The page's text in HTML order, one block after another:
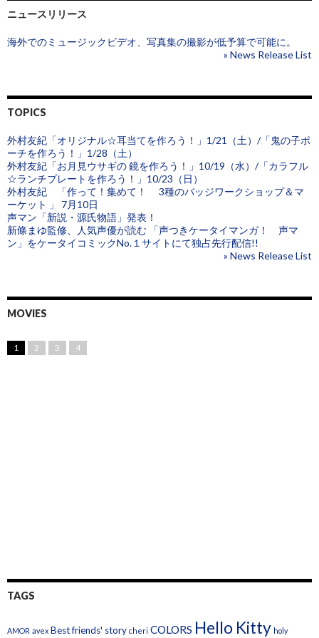
ニュースリリース
海外でのミュージックビデオ、写真集の撮影が低予算で可能に。
» News Release List
TOPICS
外村友紀「オリジナル☆耳当てを作ろう！」1/21（土）/「鬼の子ポ
ーチを作ろう！」1/28（土）
外村友紀「お月見ウサギの 鏡を作ろう！」10/19（水）/「カラフル
☆ランチプレートを作ろう！」10/23（日）
外村友紀 「作って！集めて！ 3種のバッジワークショップ＆マ
ーケット 」 7月10日
声マン「新説・源氏物語」発表！
新條まゆ監修、人気声優が読む 「声つきケータイマンガ！ 声マ
ン」をケータイコミックNo.１サイトにて独占先行配信!!
» News Release List
MOVIES
1 2 3 4
TAGS
AMOR avex Best friends' story cheri COLORS Hello Kitty holy